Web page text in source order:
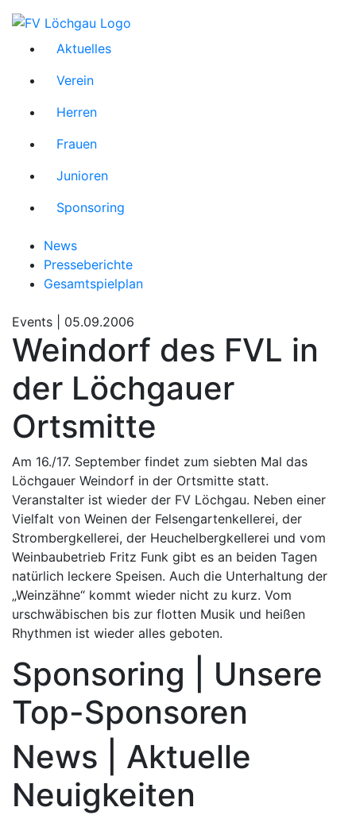
Aktuelles
Verein
Herren
Frauen
Junioren
Sponsoring
News
Presseberichte
Gesamtspielplan
Events | 05.09.2006
Weindorf des FVL in
der Löchgauer
Ortsmitte
Am 16./17. September findet zum siebten Mal das
Löchgauer Weindorf in der Ortsmitte statt.
Veranstalter ist wieder der FV Löchgau. Neben einer
Vielfalt von Weinen der Felsengartenkellerei, der
Strombergkellerei, der Heuchelbergkellerei und vom
Weinbaubetrieb Fritz Funk gibt es an beiden Tagen
natürlich leckere Speisen. Auch die Unterhaltung der
„Weinzähne“ kommt wieder nicht zu kurz. Vom
urschwäbischen bis zur flotten Musik und heißen
Rhythmen ist wieder alles geboten.
Sponsoring | Unsere
Top-Sponsoren
News | Aktuelle
Neuigkeiten